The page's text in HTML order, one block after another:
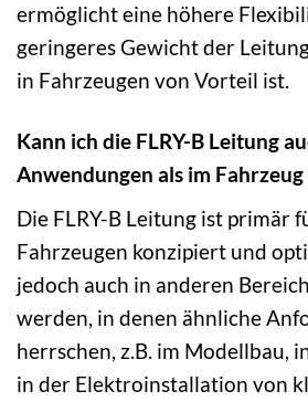
ermöglicht eine höhere
geringeres Gewicht der
in Fahrzeugen von Vorteil ist.
Kann ich die FLRY-B Leitung
Anwendungen als im
Die FLRY-B Leitung ist primär
Fahrzeugen konzipiert und
jedoch auch in anderen
werden, in denen ähnliche
herrschen, z.B. im Modellbau,
in der Elektroinstallation von